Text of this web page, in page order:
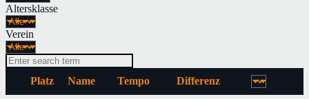
Altersklasse
Verein
Platz Name Tempo Differenz